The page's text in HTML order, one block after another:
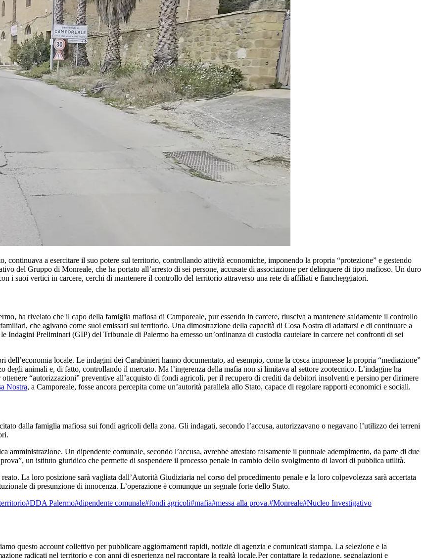
continuava a esercitare il suo potere sul territorio, controllando attività economiche, imponendo la propria “protezione” e gestendo
del Gruppo di Monreale, che ha portato all’arresto di sei persone, accusate di associazione per delinquere di tipo mafioso. Un duro
i suoi vertici in carcere, cerchi di mantenere il controllo del territorio attraverso una rete di affiliati e fiancheggiatori.
ha rivelato che il capo della famiglia mafiosa di Camporeale, pur essendo in carcere, riusciva a mantenere saldamente il controllo
che agivano come suoi emissari sul territorio. Una dimostrazione della capacità di Cosa Nostra di adattarsi e di continuare a
Preliminari (GIP) del Tribunale di Palermo ha emesso un’ordinanza di custodia cautelare in carcere nei confronti di sei
dell’economia locale. Le indagini dei Carabinieri hanno documentato, ad esempio, come la cosca imponesse la propria “mediazione”
animali e, di fatto, controllando il mercato. Ma l’ingerenza della mafia non si limitava al settore zootecnico. L’indagine ha
“autorizzazioni” preventive all’acquisto di fondi agricoli, per il recupero di crediti da debitori insolventi e persino per dirimere
Nostra, a Camporeale, fosse ancora percepita come un’autorità parallela allo Stato, capace di regolare rapporti economici e sociali.
dalla famiglia mafiosa sui fondi agricoli della zona. Gli indagati, secondo l’accusa, autorizzavano o negavano l’utilizzo dei terreni
Un dipendente comunale, secondo l’accusa, avrebbe attestato falsamente il puntuale adempimento, da parte di due
un istituto giuridico che permette di sospendere il processo penale in cambio dello svolgimento di lavori di pubblica utilità.
La loro posizione sarà vagliata dall’Autorità Giudiziaria nel corso del procedimento penale e la loro colpevolezza sarà accertata
di presunzione di innocenza. L’operazione è comunque un segnale forte dello Stato.
#DDA Palermo#dipendente comunale#fondi agricoli#mafia#messa alla prova.#Monreale#Nucleo Investigativo
questo account collettivo per pubblicare aggiornamenti rapidi, notizie di agenzia e comunicati stampa. La selezione e la
radicati nel territorio e con anni di esperienza nel raccontare la realtà locale.Per contattare la redazione, segnalazioni e